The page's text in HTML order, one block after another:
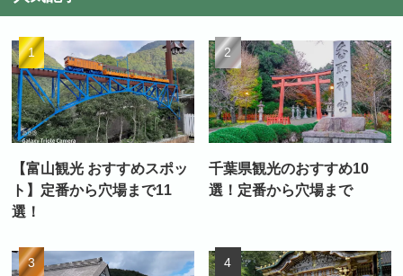
【富山観光 おすすめスポッ
ト】定番から穴場まで11
選！
千葉県観光のおすすめ10
選！定番から穴場まで